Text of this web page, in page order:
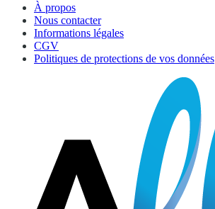
À propos
Nous contacter
Informations légales
CGV
Politiques de protections de vos données